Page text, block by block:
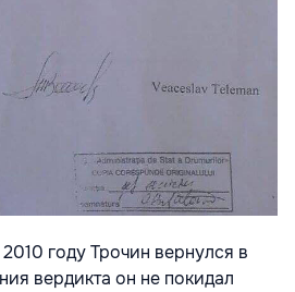
году Трочин вернулся в
вердикта он не покидал